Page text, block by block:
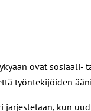
ovat sosiaali-
työntekijöiden
järjestetään, kun